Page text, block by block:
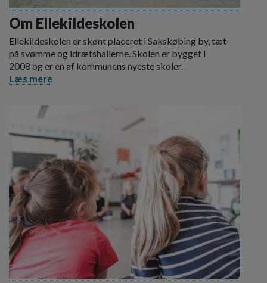
Om Ellekildeskolen
Ellekildeskolen er skønt placeret i Sakskøbing by, tæt
på svømme og idrætshallerne. Skolen er bygget I
2008 og er en af kommunens nyeste skoler.
Læs mere